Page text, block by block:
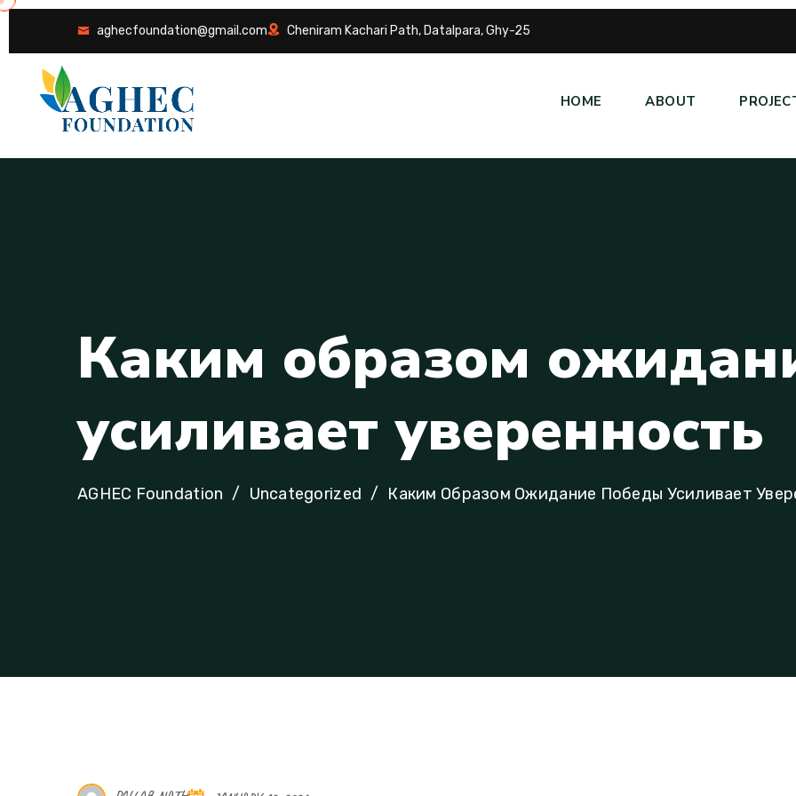
aghecfoundation@gmail.com Cheniram Kachari Path, Datalpara, Ghy-25
HOME ABOUT
Каким образом ожидан
усиливает уверенность
AGHEC Foundation Uncategorized Каким Образом Ожидание Победы Усиливает